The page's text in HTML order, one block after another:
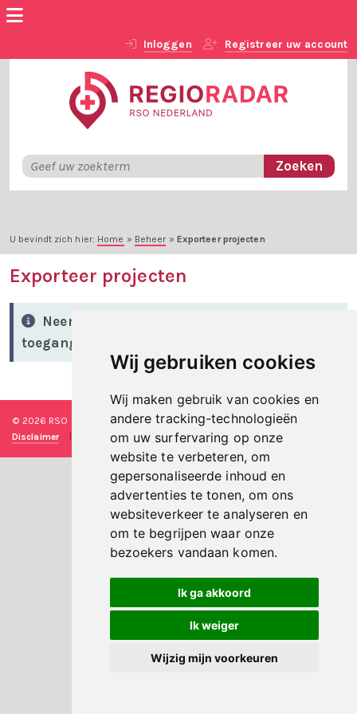
Wij gebruiken cookies
Wij maken gebruik van cookies en
andere tracking-technologieën
om uw surfervaring op onze
website te verbeteren, om
gepersonaliseerde inhoud en
advertenties te tonen, om ons
websiteverkeer te analyseren en
om te begrijpen waar onze
bezoekers vandaan komen.
Ik ga akkoord
Ik weiger
Wijzig mijn voorkeuren
Inloggen Registreer uw account
U bevindt zich hier: Home » Beheer » Exporteer projecten
Exporteer projecten
Neem contact op met RSO Nederland op
toegang te krijgen tot dit onderdeel.
© 2026 RSO Nederland | Versie#1.2.2 | Algemene voorwaarden
Disclaimer
Privacy verklaring | Technische realisatieSieronline B.V.